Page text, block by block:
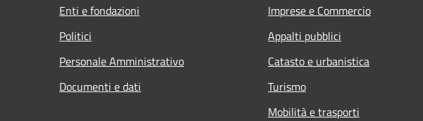
Enti e fondazioni
Politici
Personale Amministrativo
Documenti e dati
Imprese e Commercio
Appalti pubblici
Catasto e urbanistica
Turismo
Mobilità e trasporti